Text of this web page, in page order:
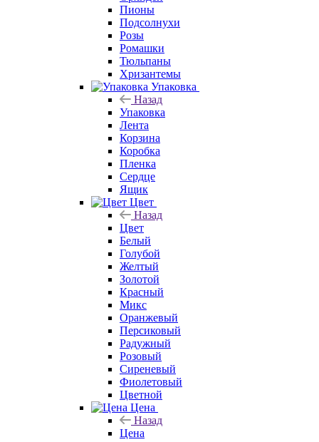
Пионы
Подсолнухи
Розы
Ромашки
Тюльпаны
Хризантемы
Упаковка
Назад
Упаковка
Лента
Корзина
Коробка
Пленка
Сердце
Ящик
Цвет
Назад
Цвет
Белый
Голубой
Желтый
Золотой
Красный
Микс
Оранжевый
Персиковый
Радужный
Розовый
Сиреневый
Фиолетовый
Цветной
Цена
Назад
Цена